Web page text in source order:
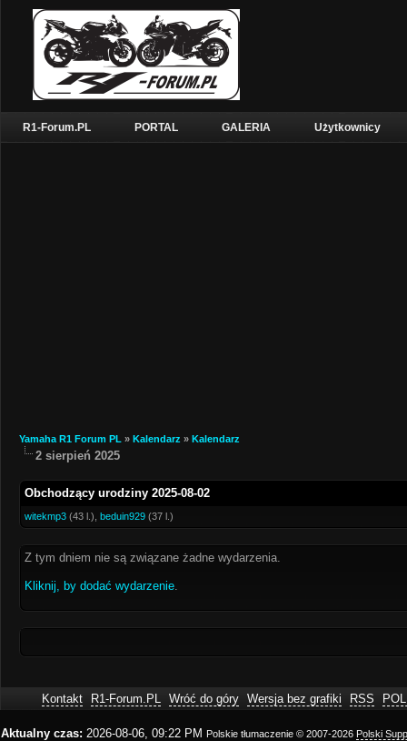
R1-Forum.PL PORTAL GALERIA Użytkownicy
Yamaha R1 Forum PL » Kalendarz » Kalendarz
2 sierpień 2025
Obchodzący urodziny 2025-08-02
witekmp3 (43 l.), beduin929 (37 l.)
Z tym dniem nie są związane żadne wydarzenia.
Kliknij, by dodać wydarzenie.
Kontakt R1-Forum.PL Wróć do góry Wersja bez grafiki RSS
Aktualny czas: 2026-08-06, 09:22 PM Polskie tłumaczenie © 2007-2026 Polski